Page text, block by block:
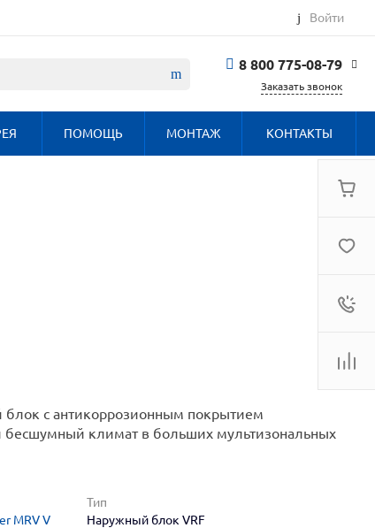
Войти
8 800 775-08-79
г. Москва, БЦ
Вятская д.70, офис
Заказать звонок
ПОМОЩЬ МОНТАЖ КОНТАКТЫ
с антикоррозионным покрытием
бесшумный климат в больших мультизональных
MRV V
Тип
Наружный блок VRF